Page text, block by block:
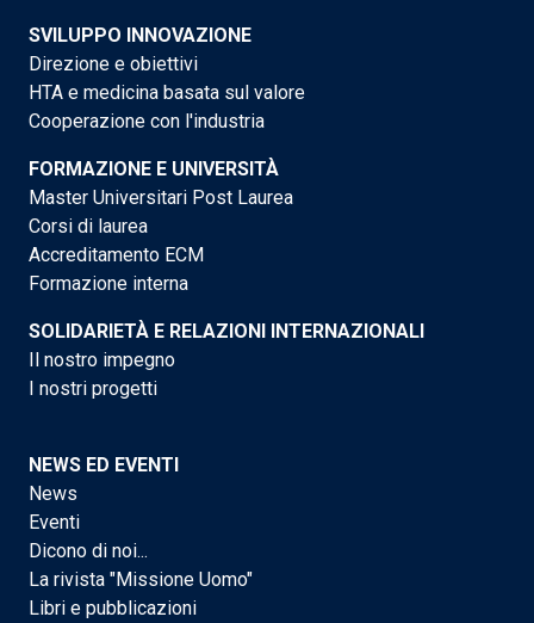
SVILUPPO INNOVAZIONE
Direzione e obiettivi
HTA e medicina basata sul valore
Cooperazione con l'industria
FORMAZIONE E UNIVERSITÀ
Master Universitari Post Laurea
Corsi di laurea
Accreditamento ECM
Formazione interna
SOLIDARIETÀ E RELAZIONI INTERNAZIONALI
Il nostro impegno
I nostri progetti
NEWS ED EVENTI
News
Eventi
Dicono di noi...
La rivista "Missione Uomo"
Libri e pubblicazioni